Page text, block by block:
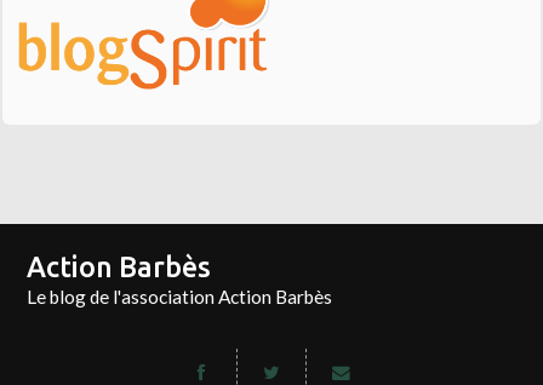
Action Barbès
Le blog de l'association Action Barbès